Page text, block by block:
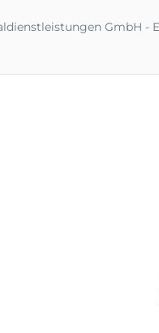
GmbH -